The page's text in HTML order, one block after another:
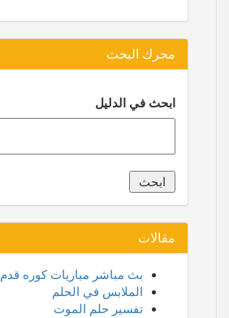
محرك البحث
ابحث في الدليل
مقالات
بث مباشر مباريات كوره قدم
الملابس في الحلم
تفسير حلم الموت